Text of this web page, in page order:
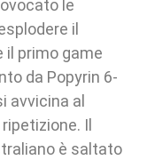
le
il
il primo game
da Popyrin 6-
avvicina al
Il
è saltato